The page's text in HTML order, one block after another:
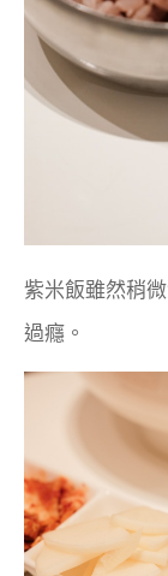
紫米飯雖然稍
過癮。